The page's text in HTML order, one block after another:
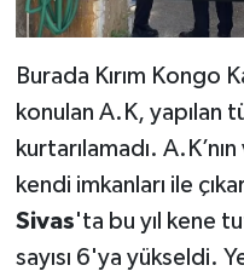
Burada Kırım Kongo
konulan A.K, yapılan
kurtarılamadı.
kendi imkanları ile
Sivas'ta bu yıl kene
sayısı 6'ya yükseldi.